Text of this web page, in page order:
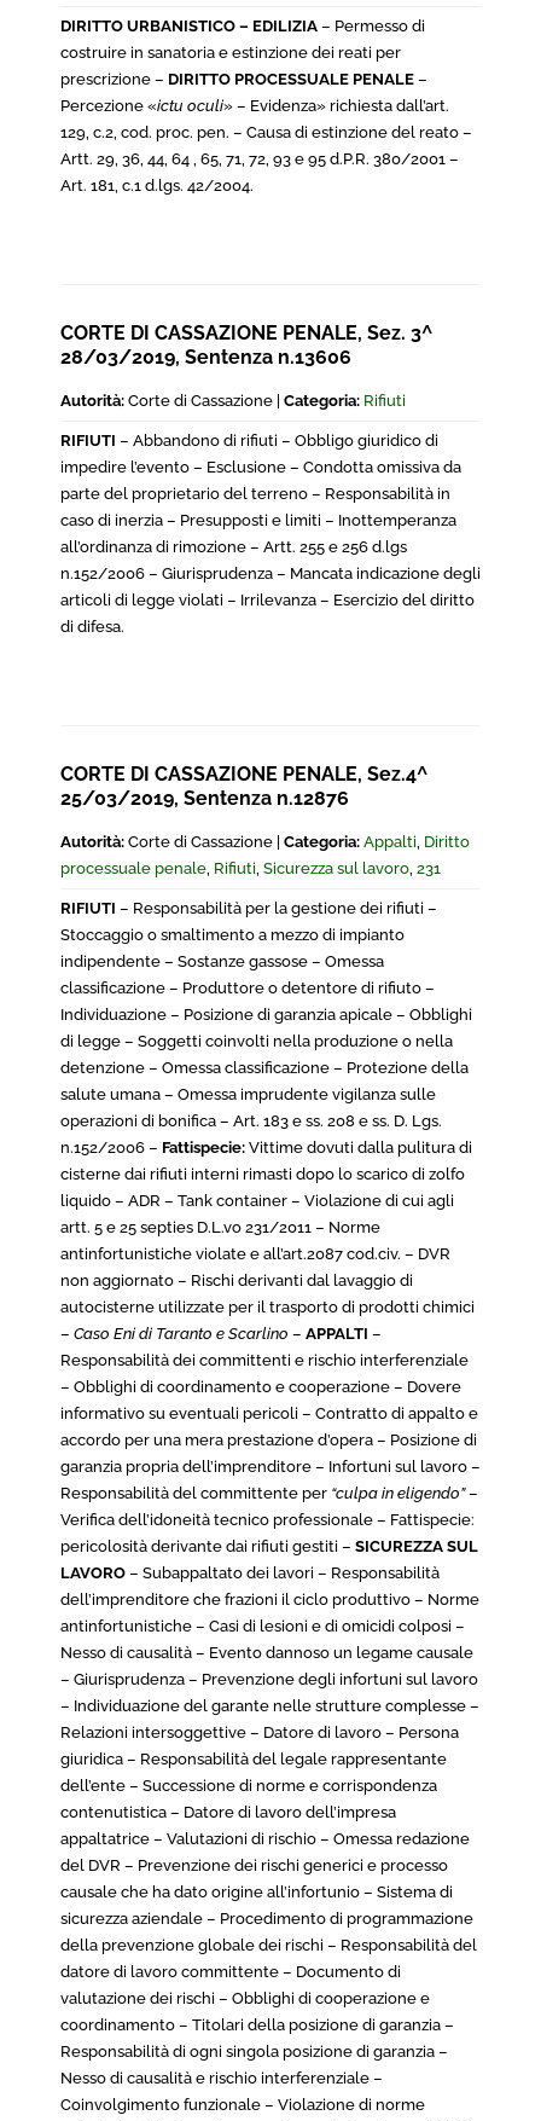
DIRITTO URBANISTICO – EDILIZIA – Permesso di
costruire in sanatoria e estinzione dei reati per
prescrizione – DIRITTO PROCESSUALE PENALE –
Percezione «ictu oculi» – Evidenza» richiesta dall’art.
129, c.2, cod. proc. pen. – Causa di estinzione del reato –
Artt. 29, 36, 44, 64 , 65, 71, 72, 93 e 95 d.P.R. 380/2001 –
Art. 181, c.1 d.lgs. 42/2004.
CORTE DI CASSAZIONE PENALE, Sez. 3^
28/03/2019, Sentenza n.13606
Autorità: Corte di Cassazione | Categoria: Rifiuti
RIFIUTI – Abbandono di rifiuti – Obbligo giuridico di
impedire l’evento – Esclusione – Condotta omissiva da
parte del proprietario del terreno – Responsabilità in
caso di inerzia – Presupposti e limiti – Inottemperanza
all’ordinanza di rimozione – Artt. 255 e 256 d.lgs
n.152/2006 – Giurisprudenza – Mancata indicazione degli
articoli di legge violati – Irrilevanza – Esercizio del diritto
di difesa.
CORTE DI CASSAZIONE PENALE, Sez.4^
25/03/2019, Sentenza n.12876
Autorità: Corte di Cassazione | Categoria: Appalti, Diritto
processuale penale, Rifiuti, Sicurezza sul lavoro, 231
RIFIUTI – Responsabilità per la gestione dei rifiuti –
Stoccaggio o smaltimento a mezzo di impianto
indipendente – Sostanze gassose – Omessa
classificazione – Produttore o detentore di rifiuto –
Individuazione – Posizione di garanzia apicale – Obblighi
di legge – Soggetti coinvolti nella produzione o nella
detenzione – Omessa classificazione – Protezione della
salute umana – Omessa imprudente vigilanza sulle
operazioni di bonifica – Art. 183 e ss. 208 e ss. D. Lgs.
n.152/2006 – Fattispecie: Vittime dovuti dalla pulitura di
cisterne dai rifiuti interni rimasti dopo lo scarico di zolfo
liquido – ADR – Tank container – Violazione di cui agli
artt. 5 e 25 septies D.L.vo 231/2011 – Norme
antinfortunistiche violate e all’art.2087 cod.civ. – DVR
non aggiornato – Rischi derivanti dal lavaggio di
autocisterne utilizzate per il trasporto di prodotti chimici
– Caso Eni di Taranto e Scarlino – APPALTI –
Responsabilità dei committenti e rischio interferenziale
– Obblighi di coordinamento e cooperazione – Dovere
informativo su eventuali pericoli – Contratto di appalto e
accordo per una mera prestazione d’opera – Posizione di
garanzia propria dell’imprenditore – Infortuni sul lavoro –
Responsabilità del committente per “culpa in eligendo”–
Verifica dell’idoneità tecnico professionale – Fattispecie:
pericolosità derivante dai rifiuti gestiti – SICUREZZA SUL
LAVORO – Subappaltato dei lavori – Responsabilità
dell’imprenditore che frazioni il ciclo produttivo – Norme
antinfortunistiche – Casi di lesioni e di omicidi colposi –
Nesso di causalità – Evento dannoso un legame causale
– Giurisprudenza – Prevenzione degli infortuni sul lavoro
– Individuazione del garante nelle strutture complesse –
Relazioni intersoggettive – Datore di lavoro – Persona
giuridica – Responsabilità del legale rappresentante
dell’ente – Successione di norme e corrispondenza
contenutistica – Datore di lavoro dell’impresa
appaltatrice – Valutazioni di rischio – Omessa redazione
del DVR – Prevenzione dei rischi generici e processo
causale che ha dato origine all’infortunio – Sistema di
sicurezza aziendale – Procedimento di programmazione
della prevenzione globale dei rischi – Responsabilità del
datore di lavoro committente – Documento di
valutazione dei rischi – Obblighi di cooperazione e
coordinamento – Titolari della posizione di garanzia –
Responsabilità di ogni singola posizione di garanzia –
Nesso di causalità e rischio interferenziale –
Coinvolgimento funzionale – Violazione di norme